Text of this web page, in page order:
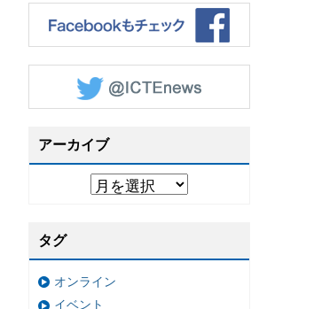
アーカイブ
タグ
オンライン
イベント